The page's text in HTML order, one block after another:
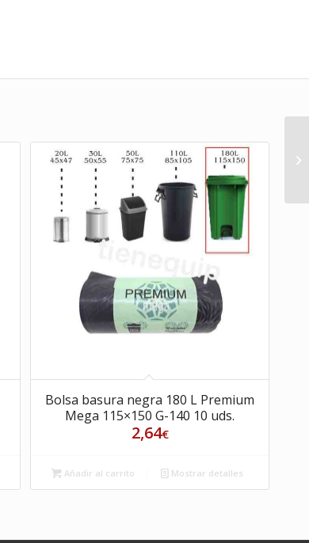
Bolsa basura negra 180 L Premium
Mega 115×150 G-140 10 uds.
2,64€
Añadir al carrito Mostrar detalles